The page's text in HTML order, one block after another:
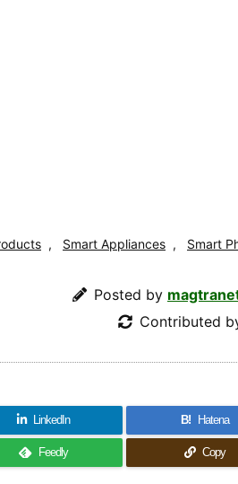
, Smart Appliances , Smart
Posted by
Contributed
LinkedIn B! Hatena
Feedly Copy